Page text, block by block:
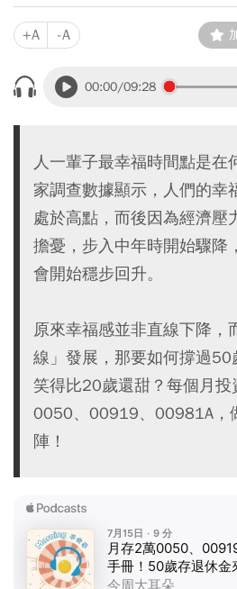
+A -A
00:00/09:28
人一輩子最幸福時間點是在
家調查數據顯示，人們的
處於高點，而後因為經濟壓
擔憂，步入中年時開始驟降
會開始穩步回升。
原來幸福感並非直線下降，
線」發展，那要如何撐過
笑得比20歲還甜？每個月投
0050、00919、00981A，
陣！